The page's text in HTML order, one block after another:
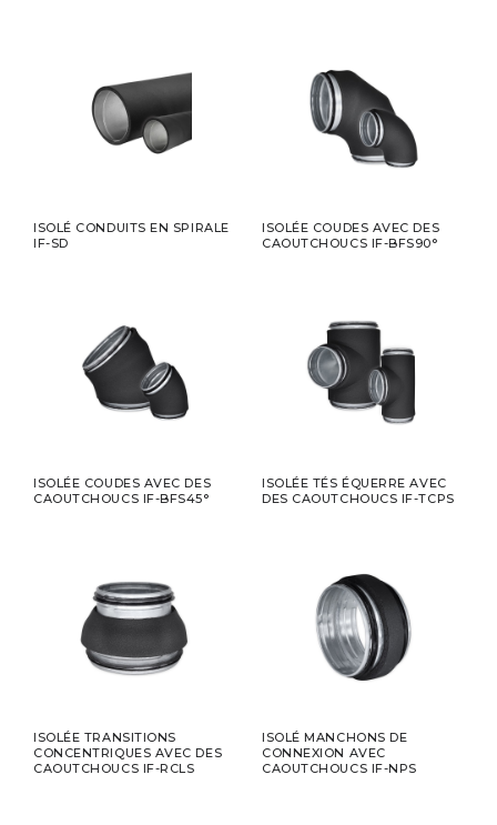
ISOLÉ CONDUITS EN SPIRALE
IF-SD
ISOLÉE COUDES AVEC DES
CAOUTCHOUCS IF-BFS90°
ISOLÉE COUDES AVEC DES
CAOUTCHOUCS IF-BFS45°
ISOLÉE TÉS ÉQUERRE AVEC
DES CAOUTCHOUCS IF-TCPS
ISOLÉE TRANSITIONS
CONCENTRIQUES AVEC DES
CAOUTCHOUCS IF-RCLS
ISOLÉ MANCHONS DE
CONNEXION AVEC
CAOUTCHOUCS IF-NPS